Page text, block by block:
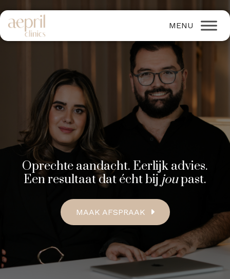
Oprechte aandacht. Eerlijk advies.
Een resultaat dat écht bij joupast.
MAAK AFSPRAAK